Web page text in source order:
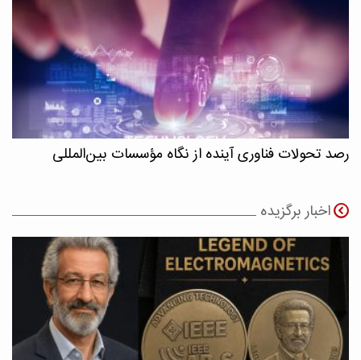
رصد تحولات فناوری آینده از نگاه مؤسسات بین‌المللی
اخبار برگزیده